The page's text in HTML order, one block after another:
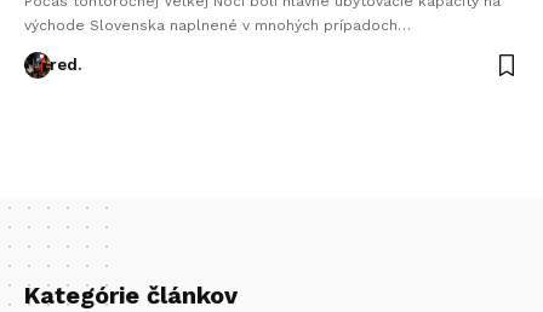
východe Slovenska naplnené v mnohých prípadoch…
red.
Kategórie článkov